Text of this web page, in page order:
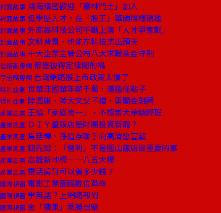
封面故事 鴻海精密歡迎「叢林鬥士」加入
封面故事 低學歷人才，在「股王」華碩照樣稱雄
封面故事 外商高科技公司不斷上演「人才爭奪戰」
封面故事 文科背景，也能在科技業出頭天
封面故事 十大企業主管公布八大求職黃金守則
信懷南專欄 都是彼得定律闖的禍
李宏麟專欄 台灣網路股上市政策太慢了
特別企劃 世華汪國華年薪千萬，滿腦怪點子
特別企劃 陸潤康、陸大文父子檔，勇闖金融圈
產業風雲 王慎「家庭第一」，不想當大華總經理
產業風雲 ＤＩＹ量販店是財團投資新寵？
產業風雲 焦廷標、孫道存聯手向高清愿宣戰
產業風雲 鈕先鉞：「營利」不是圓山飯店最重要的事
產業風雲 高雄新地標——八五大樓
產業風雲 靈活房貸可以省多少錢？
國際視窗 電影工業面臨數位革命
國際視窗 學英語？上網路報到
國際視窗 金「蘋果」乘勝出擊